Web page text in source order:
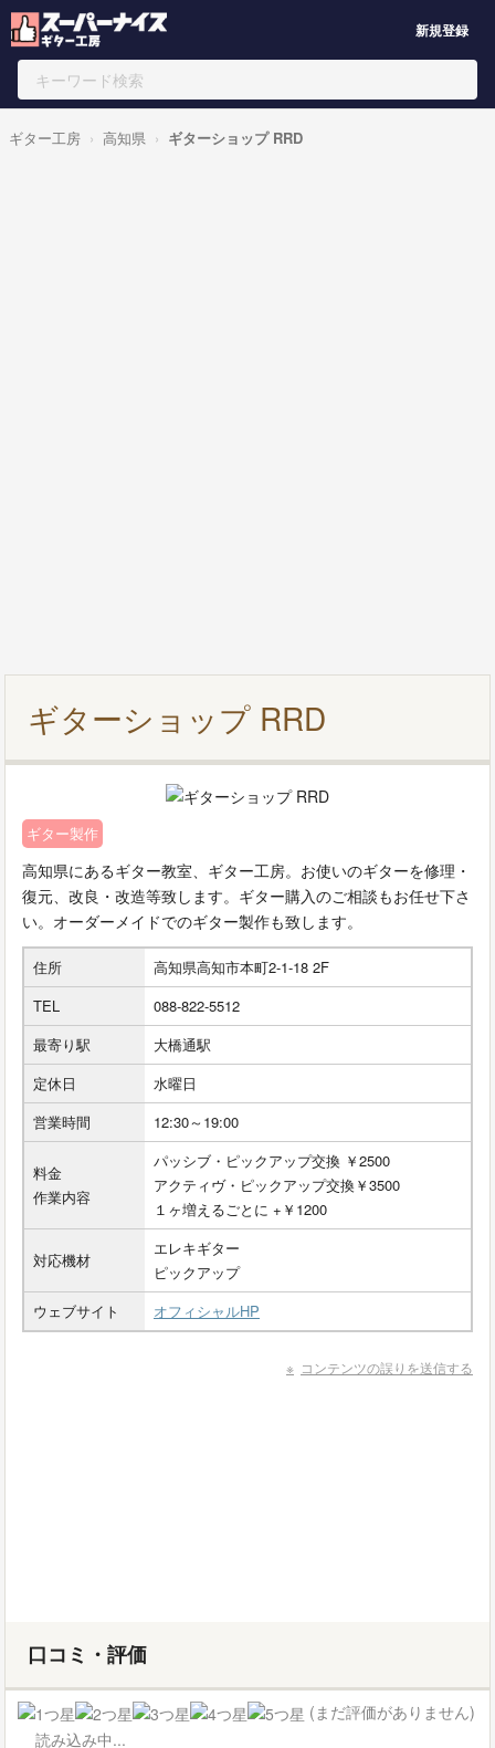
新規登録
ギター工房 高知県 ギターショップ RRD
ギターショップ RRD
ギター製作
高知県にあるギター教室、ギター工房。お使いのギターを修理・
復元、改良・改造等致します。ギター購入のご相談もお任せ下さ
い。オーダーメイドでのギター製作も致します。
住所
高知県高知市本町2-1-18 2F
TEL
088-822-5512
最寄り駅
大橋通駅
定休日
水曜日
営業時間
12:30～19:00
料金
作業内容
パッシブ・ピックアップ交換 ￥2500
アクティヴ・ピックアップ交換￥3500
１ヶ増えるごとに +￥1200
対応機材
エレキギター
ピックアップ
ウェブサイト
オフィシャルHP
コンテンツの誤りを送信する
口コミ・評価
(まだ評価がありません)
読み込み中...